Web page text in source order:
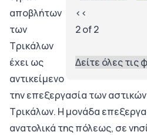
‹‹
2 of 2
Δείτε όλες τις
αποβλήτων
των
Τρικάλων
έχει ως
αντικείμενο
την επεξεργασία των
Τρικάλων. Η μονάδα
ανατολικά της πόλεως, σε